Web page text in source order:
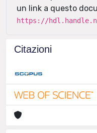
un link a questo
https://
Citazioni